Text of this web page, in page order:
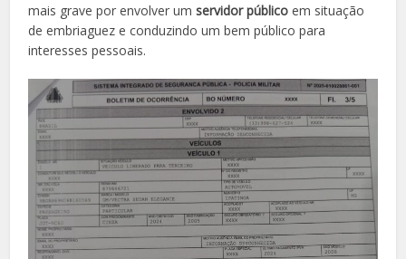
mais grave por envolver umservidor público em situação
de embriaguez e conduzindo um bem público para
interesses pessoais.